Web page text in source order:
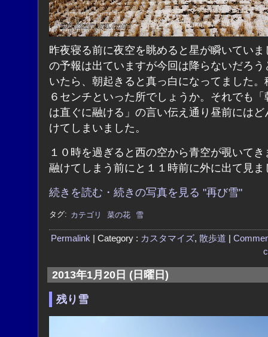
昨夜寝る前に夜空を眺めると星が瞬いていま
の予報は出ていますが今回は降らないだろう
いたら、朝起きると真っ白になってました。
６センチといった所でしょうか。それでも「
は直ぐに融ける」の言い伝え通り昼前にはど
けてしまいました。
１０時を過ぎると西の空から青空が覗いてき
融けてしまう前にと１１時前に外に出て見ま
続きを読む・続きの写真を見る "再び雪"
タグ: カテゴリ 菜の花 雪
Permalink | Category : カスタマイズ, 散歩道
2013年1月20日 (日曜日)
残り雪